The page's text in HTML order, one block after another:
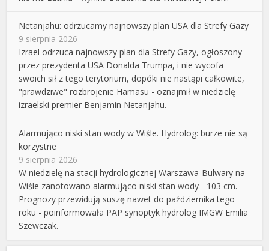
Netanjahu: odrzucamy najnowszy plan USA dla Strefy Gazy
9 sierpnia 2026
Izrael odrzuca najnowszy plan dla Strefy Gazy, ogłoszony
przez prezydenta USA Donalda Trumpa, i nie wycofa
swoich sił z tego terytorium, dopóki nie nastąpi całkowite,
"prawdziwe" rozbrojenie Hamasu - oznajmił w niedzielę
izraelski premier Benjamin Netanjahu.
Alarmująco niski stan wody w Wiśle. Hydrolog: burze nie są
korzystne
9 sierpnia 2026
W niedzielę na stacji hydrologicznej Warszawa-Bulwary na
Wiśle zanotowano alarmująco niski stan wody - 103 cm.
Prognozy przewidują suszę nawet do października tego
roku - poinformowała PAP synoptyk hydrolog IMGW Emilia
Szewczak.